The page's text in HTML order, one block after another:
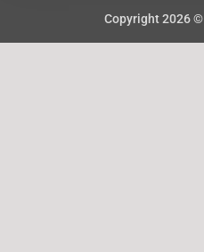
Copyright 2026 ©